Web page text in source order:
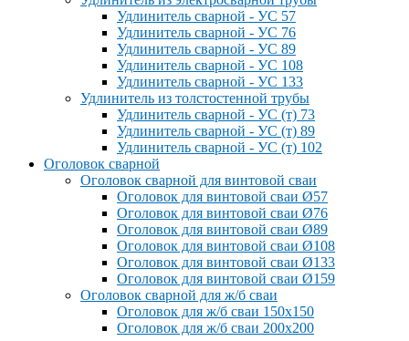
Удлинитель сварной - УС 57
Удлинитель сварной - УС 76
Удлинитель сварной - УС 89
Удлинитель сварной - УС 108
Удлинитель сварной - УС 133
Удлинитель из толстостенной трубы
Удлинитель сварной - УС (т) 73
Удлинитель сварной - УС (т) 89
Удлинитель сварной - УС (т) 102
Оголовок сварной
Оголовок сварной для винтовой сваи
Оголовок для винтовой сваи Ø57
Оголовок для винтовой сваи Ø76
Оголовок для винтовой сваи Ø89
Оголовок для винтовой сваи Ø108
Оголовок для винтовой сваи Ø133
Оголовок для винтовой сваи Ø159
Оголовок сварной для ж/б сваи
Оголовок для ж/б сваи 150x150
Оголовок для ж/б сваи 200x200